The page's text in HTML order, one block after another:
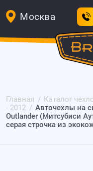
Москва
Главная Каталог
- 2012
Авточехлы на
Outlander (Митсубиси
серая строчка из